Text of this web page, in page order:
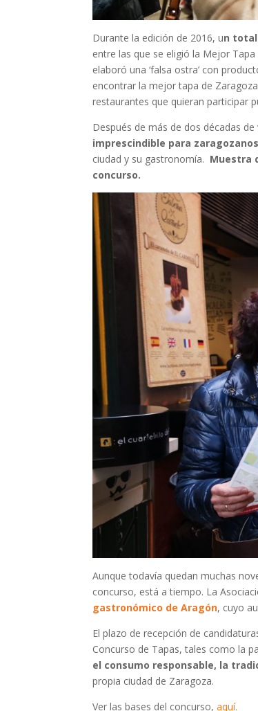
Durante la edición de 2016, un total
entre las que se eligió la Mejor Tapa
elaboró una ‘falsa ostra’ con
encontrar la mejor tapa de
restaurantes que quieran participar
Después de más de dos décadas
imprescindible para
ciudad y su gastronomía. Muestra
concurso.
Aunque todavía quedan muchas
concurso, está a tiempo. La
gastronómico de Aragón, cuyo
El plazo de recepción de
Concurso de Tapas, tales como la
el consumo responsable, la
propia ciudad de Zaragoza.
Ver las bases del concurso, aquí.